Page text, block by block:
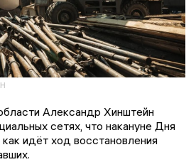
Александр Хинштейн
сетях, что накануне Дня
идёт ход восстановления